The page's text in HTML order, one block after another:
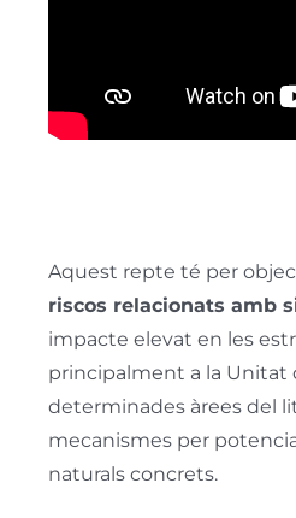
Aquest repte té per
riscos relacionats amb
impacte elevat en les
principalment a la Unitat
determinades àrees del
mecanismes per
naturals concrets.